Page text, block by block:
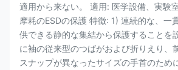
適用から来ない。 適用: 医学設備、実験
摩耗のESDの保護 特徴: 1) 連続的な、一
供できる静的な集結から保護することを
に袖の従来型のつばがおよび折りえり、
スナップが異なったサイズの手首のため